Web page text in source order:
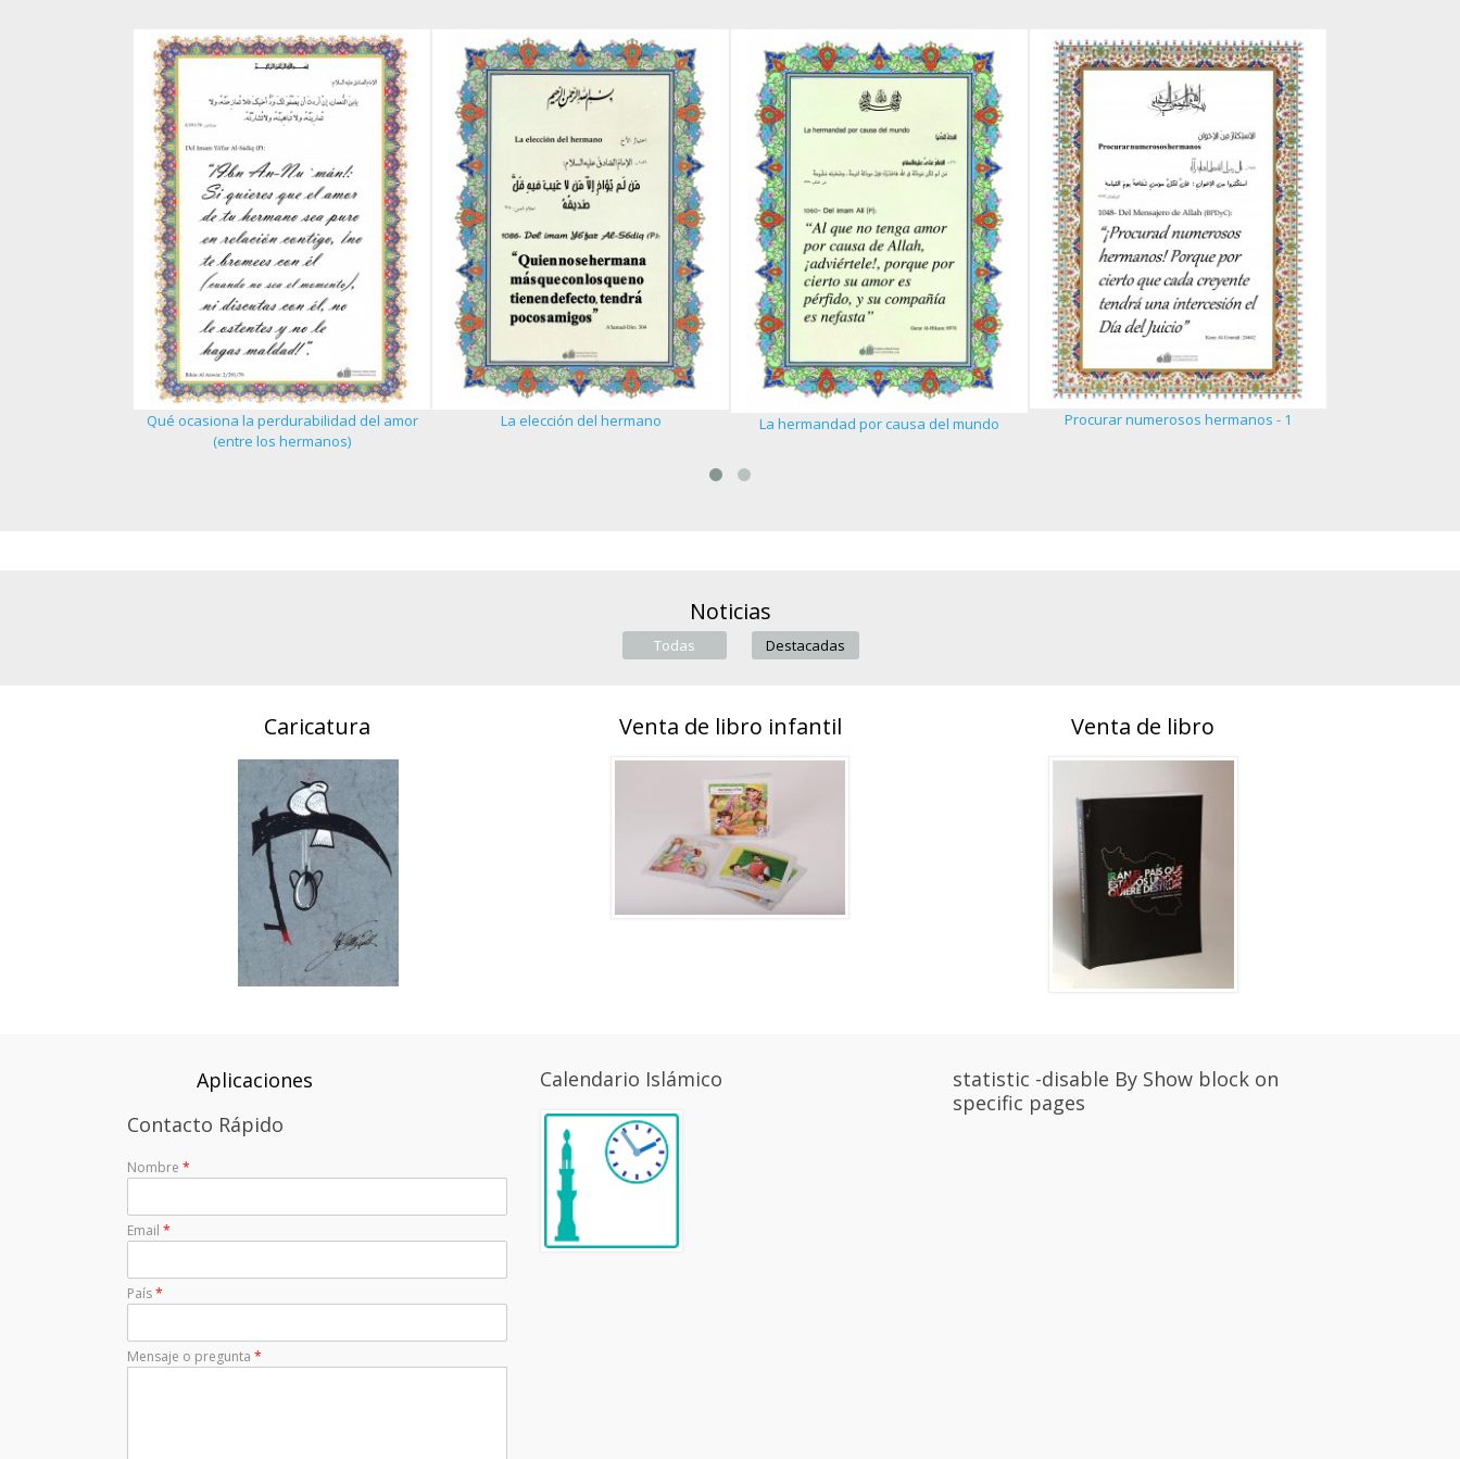
Qué ocasiona la perdurabilidad del amor
(entre los hermanos)
La elección del hermano La hermandad por causa del mundo Procurar numerosos hermanos - 1
Noticias
Todas (active tab)Destacadas
Caricatura Venta de libro infantil Venta de libro
Aplicaciones
Contacto Rápido
Nombre *
Email *
País*
Mensaje o pregunta *
Calendario Islámico
statistic -disable By Show block on
specific pages